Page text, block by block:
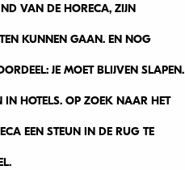
VAN DE HORECA, ZIJN
KUNNEN GAAN. EN NOG
JE MOET BLIJVEN SLAPEN.
HOTELS. OP ZOEK NAAR HET
EEN STEUN IN DE RUG TE